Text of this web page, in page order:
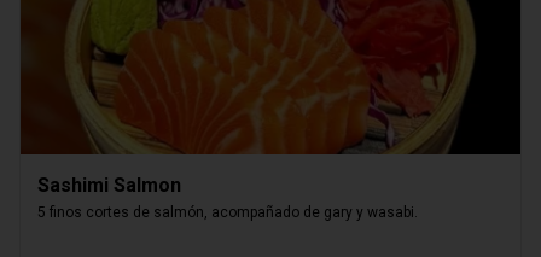
Sashimi Salmon
5 finos cortes de salmón, acompañado de gary y wasabi.